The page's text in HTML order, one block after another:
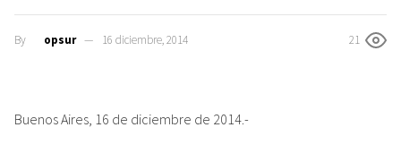
By opsur 16 diciembre, 2014 21
Buenos Aires, 16 de diciembre de 2014.-